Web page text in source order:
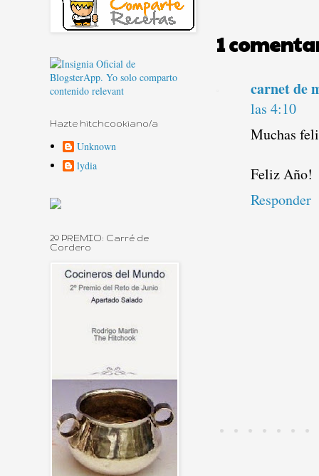
1
carnet de
las 4:10
Muchas
Feliz Año!
Responder
Hazte hitchcookiano/a
Unknown
lydia
2º PREMIO: Carré de
Cordero